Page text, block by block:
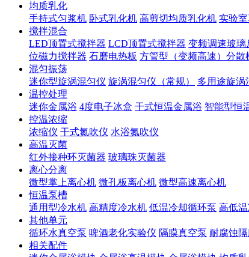
均质乳化
手持式匀浆机 卧式乳化机 高剪切均质乳化机 实验
搅拌混合
LED顶置式搅拌器 LCD顶置式搅拌器 变频调速玻璃
位磁力搅拌器 石磨电热板 方管型（变频高速）分散
混匀振荡
迷你型旋涡混匀仪 旋涡混匀仪（常规） 多用途旋涡
温控处理
迷你金属浴 4度电子冰盒 干式恒温金属浴 智能型恒
控温浓缩
浓缩仪 干式氮吹仪 水浴氮吹仪
高温灭菌
红外接种环灭菌器 玻璃珠灭菌器
离心分离
微型掌上离心机 微孔板离心机 微型高速离心机
恒温泵槽
通用型冷水机 高精度冷水机 低温冷却循环泵 高低
其他单元
循环水真空泵 啤酒老化实验仪 隔膜真空泵 耐腐蚀
相关配件